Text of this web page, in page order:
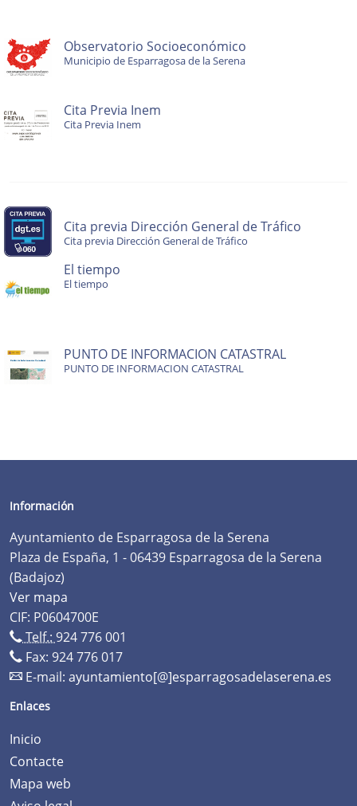
Observatorio Socioeconómico
Municipio de Esparragosa de la Serena
Cita Previa Inem
Cita Previa Inem
Cita previa Dirección General de Tráfico
Cita previa Dirección General de Tráfico
El tiempo
El tiempo
PUNTO DE INFORMACION CATASTRAL
PUNTO DE INFORMACION CATASTRAL
Información
Ayuntamiento de Esparragosa de la Serena
Plaza de España, 1 - 06439 Esparragosa de la Serena
(Badajoz)
Ver mapa
CIF: P0604700E
Telf.: 924 776 001
Fax: 924 776 017
E-mail: ayuntamiento[@]esparragosadelaserena.es
Enlaces
Inicio
Contacte
Mapa web